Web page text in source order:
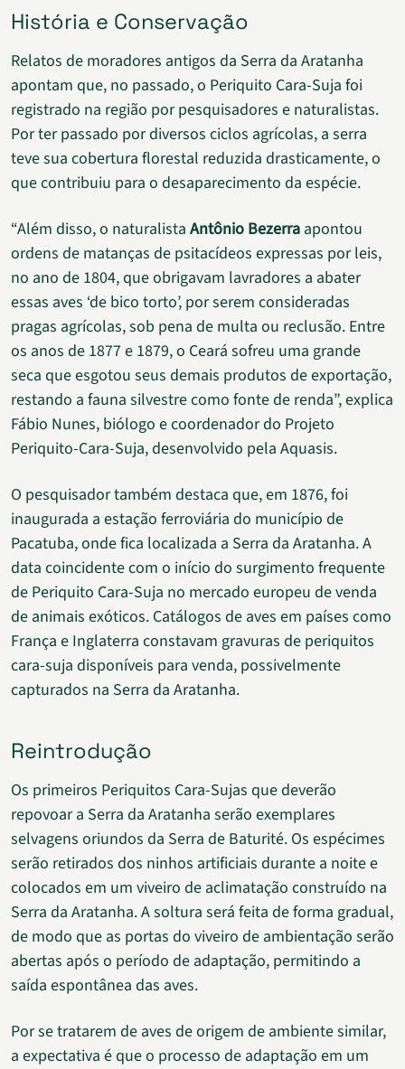
História e Conservação
Relatos de moradores antigos da Serra da Aratanha
apontam que, no passado, o Periquito Cara-Suja foi
registrado na região por pesquisadores e naturalistas.
Por ter passado por diversos ciclos agrícolas, a serra
teve sua cobertura florestal reduzida drasticamente, o
que contribuiu para o desaparecimento da espécie.
“Além disso, o naturalista Antônio Bezerra apontou
ordens de matanças de psitacídeos expressas por leis,
no ano de 1804, que obrigavam lavradores a abater
essas aves ‘de bico torto’, por serem consideradas
pragas agrícolas, sob pena de multa ou reclusão. Entre
os anos de 1877 e 1879, o Ceará sofreu uma grande
seca que esgotou seus demais produtos de exportação,
restando a fauna silvestre como fonte de renda”, explica
Fábio Nunes, biólogo e coordenador do Projeto
Periquito-Cara-Suja, desenvolvido pela Aquasis.
O pesquisador também destaca que, em 1876, foi
inaugurada a estação ferroviária do município de
Pacatuba, onde fica localizada a Serra da Aratanha. A
data coincidente com o início do surgimento frequente
de Periquito Cara-Suja no mercado europeu de venda
de animais exóticos. Catálogos de aves em países como
França e Inglaterra constavam gravuras de periquitos
cara-suja disponíveis para venda, possivelmente
capturados na Serra da Aratanha.
Reintrodução
Os primeiros Periquitos Cara-Sujas que deverão
repovoar a Serra da Aratanha serão exemplares
selvagens oriundos da Serra de Baturité. Os espécimes
serão retirados dos ninhos artificiais durante a noite e
colocados em um viveiro de aclimatação construído na
Serra da Aratanha. A soltura será feita de forma gradual,
de modo que as portas do viveiro de ambientação serão
abertas após o período de adaptação, permitindo a
saída espontânea das aves.
Por se tratarem de aves de origem de ambiente similar,
a expectativa é que o processo de adaptação em um